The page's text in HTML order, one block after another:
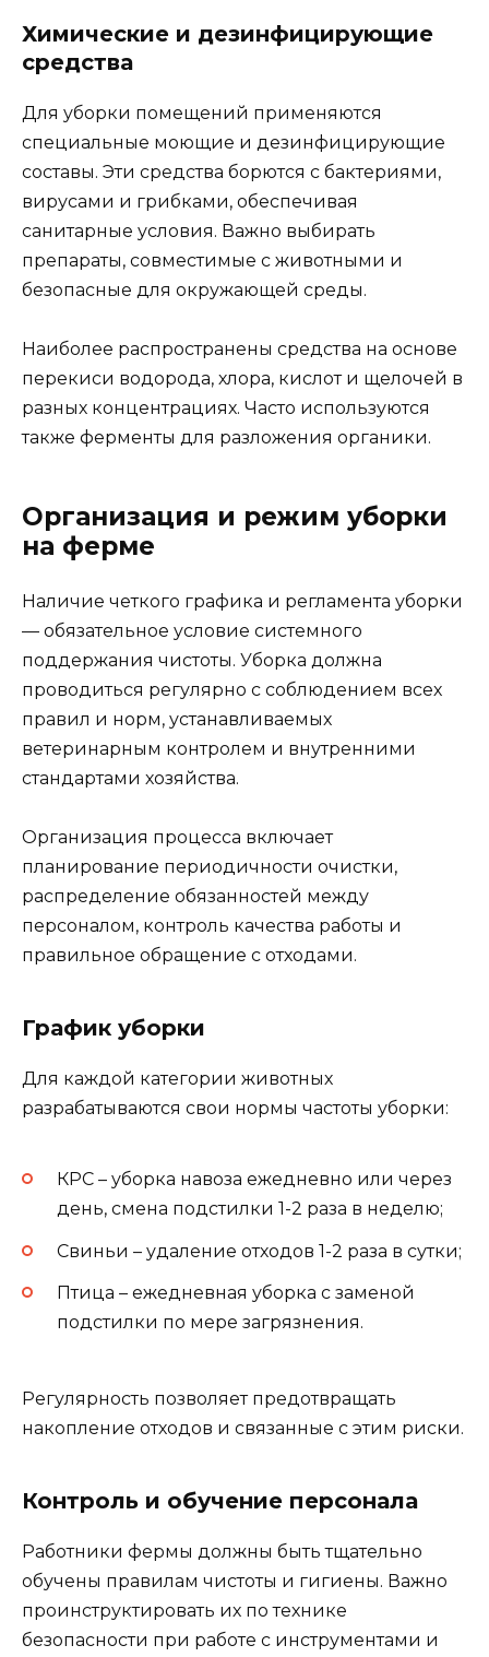
Химические и дезинфицирующие
средства
Для уборки помещений применяются
специальные моющие и дезинфицирующие
составы. Эти средства борются с бактериями,
вирусами и грибками, обеспечивая
санитарные условия. Важно выбирать
препараты, совместимые с животными и
безопасные для окружающей среды.
Наиболее распространены средства на основе
перекиси водорода, хлора, кислот и щелочей в
разных концентрациях. Часто используются
также ферменты для разложения органики.
Организация и режим уборки
на ферме
Наличие четкого графика и регламента уборки
— обязательное условие системного
поддержания чистоты. Уборка должна
проводиться регулярно с соблюдением всех
правил и норм, устанавливаемых
ветеринарным контролем и внутренними
стандартами хозяйства.
Организация процесса включает
планирование периодичности очистки,
распределение обязанностей между
персоналом, контроль качества работы и
правильное обращение с отходами.
График уборки
Для каждой категории животных
разрабатываются свои нормы частоты уборки:
КРС – уборка навоза ежедневно или через
день, смена подстилки 1-2 раза в неделю;
Свиньи – удаление отходов 1-2 раза в сутки;
Птица – ежедневная уборка с заменой
подстилки по мере загрязнения.
Регулярность позволяет предотвращать
накопление отходов и связанные с этим риски.
Контроль и обучение персонала
Работники фермы должны быть тщательно
обучены правилам чистоты и гигиены. Важно
проинструктировать их по технике
безопасности при работе с инструментами и